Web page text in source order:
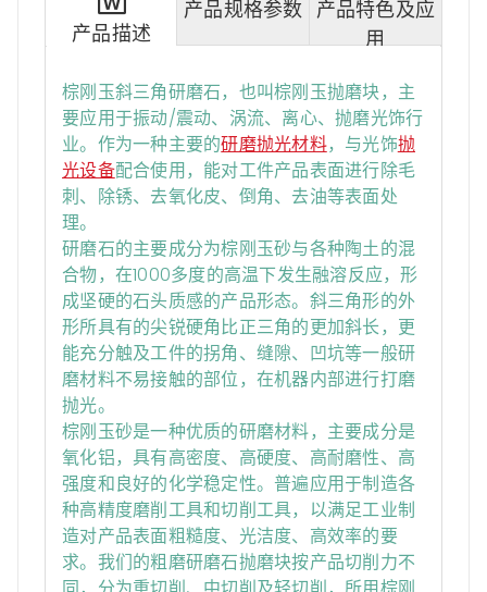
产品描述
产品规格参数
产品特色及应
用
棕刚玉斜三角研磨石，也叫棕刚玉抛磨块，主
要应用于振动/震动、涡流、离心、抛磨光饰行
业。作为一种主要的研磨抛光材料，与光饰抛
光设备配合使用，能对工件产品表面进行除毛
刺、除锈、去氧化皮、倒角、去油等表面处
理。
研磨石的主要成分为棕刚玉砂与各种陶土的混
合物，在1000多度的高温下发生融溶反应，形
成坚硬的石头质感的产品形态。斜三角形的外
形所具有的尖锐硬角比正三角的更加斜长，更
能充分触及工件的拐角、缝隙、凹坑等一般研
磨材料不易接触的部位，在机器内部进行打磨
抛光。
棕刚玉砂是一种优质的研磨材料，主要成分是
氧化铝，具有高密度、高硬度、高耐磨性、高
强度和良好的化学稳定性。普遍应用于制造各
种高精度磨削工具和切削工具，以满足工业制
造对产品表面粗糙度、光洁度、高效率的要
求。我们的粗磨研磨石抛磨块按产品切削力不